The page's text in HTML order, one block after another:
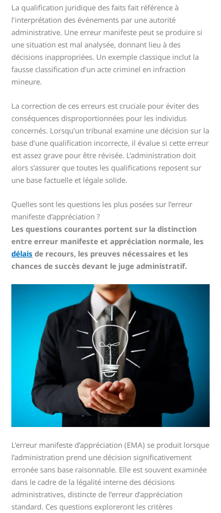
La qualification juridique des faits fait référence à
l’interprétation des événements par une autorité
administrative. Une erreur manifeste peut se produire si
une situation est mal analysée, donnant lieu à des
décisions inappropriées. Un exemple classique inclut la
fausse classification d’un acte criminel en infraction
mineure.
La correction de ces erreurs est cruciale pour éviter des
conséquences disproportionnées pour les individus
concernés. Lorsqu’un tribunal examine une décision sur la
base d’une qualification incorrecte, il évalue si cette erreur
est assez grave pour être révisée. L’administration doit
alors s’assurer que toutes les qualifications reposent sur
une base factuelle et légale solide.
Quelles sont les questions les plus posées sur l’erreur
manifeste d’appréciation ?
Les questions courantes portent sur la distinction
entre erreur manifeste et appréciation normale, les
délais de recours, les preuves nécessaires et les
chances de succès devant le juge administratif.
L’erreur manifeste d’appréciation (EMA) se produit lorsque
l’administration prend une décision significativement
erronée sans base raisonnable. Elle est souvent examinée
dans le cadre de la légalité interne des décisions
administratives, distincte de l’erreur d’appréciation
standard. Ces questions exploreront les critères